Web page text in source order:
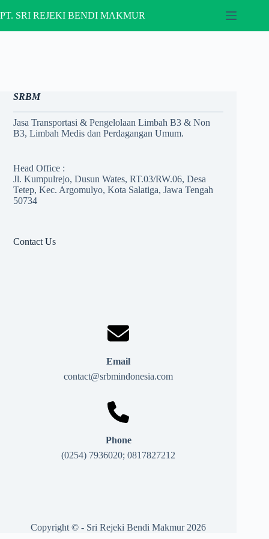
to
PT. SRI REJEKI BENDI MAKMUR
SRBM
Jasa Transportasi & Pengelolaan Limbah B3 & Non
B3, Limbah Medis dan Perdagangan Umum.
Head Office :
Jl. Kumpulrejo, Dusun Wates, RT.03/RW.06, Desa
Tetep, Kec. Argomulyo, Kota Salatiga, Jawa Tengah
50734
Contact Us
Email
contact@srbmindonesia.com
Phone
(0254) 7936020; 0817827212
Copyright © - Sri Rejeki Bendi Makmur 2026